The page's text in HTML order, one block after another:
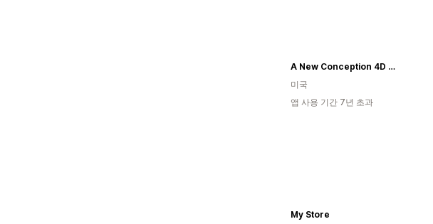
A New Conception 4D Ultrasound Studio
미국
앱 사용 기간 7년 초과
My Store